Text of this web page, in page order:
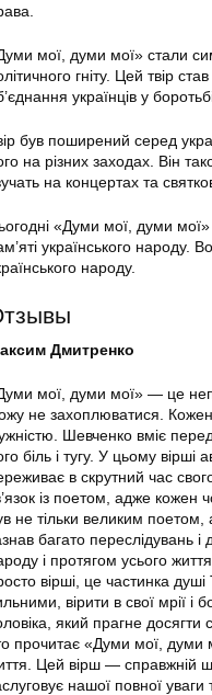
мої, думи мої» стали
гніту. Цей твір
українців у
був поширений серед
на різних заходах. Він
на концертах та
«Думи мої, думи
українського народу.
народу.
Дмитренко
мої, думи мої» — це
не захоплюватися.
Шевченко вміє
біль і тугу. У цьому вірші
в скрутний час
із поетом, адже кожен
не тільки великим поетом,
багато переслідувань і
і протягом усього
вірші, це частинка
вірити в свої мрії
який прагне
прочитає «Думи мої,
Цей вірш — справжній
нашої повної